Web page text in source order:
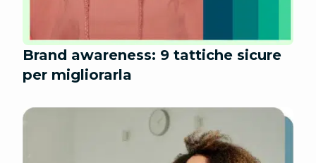
Brand awareness: 9 tattiche sicure
per migliorarla